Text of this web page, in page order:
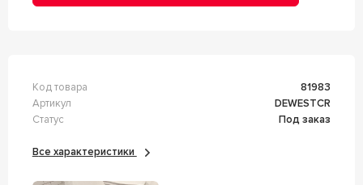
Код товара
81983
Артикул
DEWESTCR
Статус
Под заказ
Все характеристики